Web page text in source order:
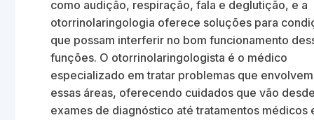
como audição, respiração, fala e deglutição, e a
otorrinolaringologia oferece soluções para
que possam interferir no bom funcionamento
funções. O otorrinolaringologista é o médico
especializado em tratar problemas que envolvem
essas áreas, oferecendo cuidados que vão
exames de diagnóstico até tratamentos médicos